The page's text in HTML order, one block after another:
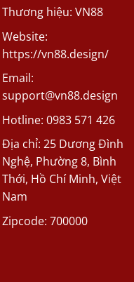
Thương hiệu: VN88
Website:
https://vn88.design/
Email:
support@vn88.design
Hotline: 0983 571 426
Địa chỉ: 25 Dương Đình
Nghệ, Phường 8, Bình
Thới, Hồ Chí Minh, Việt
Nam
Zipcode: 700000